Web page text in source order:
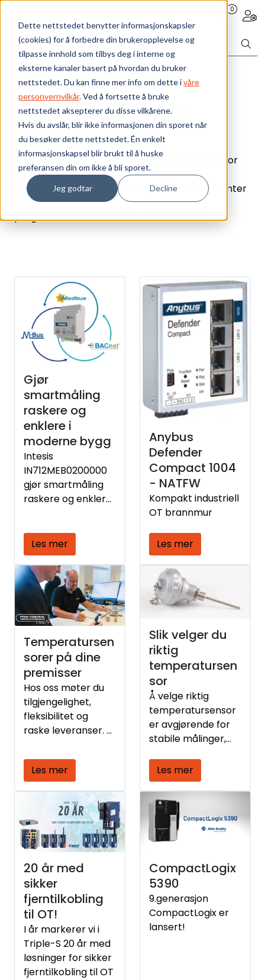
Dette nettstedet benytter informasjonskapsler
(cookies) for å forbedre din brukeropplevelse og
tilpasse innhold som tilbys deg i interne og
eksterne kanaler basert på hvordan du bruker
nettstedet. Du kan finne mer info om dette ivåre
personvernvilkår. Ved å fortsette å bruke
nettstedet aksepterer du disse vilkårene.
Hvis du avslår, blir ikke informasjonen din sporet når
du besøker dette nettstedet. Én enkelt
informasjonskapsel blir brukt til å huske
preferansen din om ikke å bli sporet.
Jeg godtar Decline
Skip to main content 0
Webshop Månedens produkter
Månedens produkter
På denne siden fremhever vi produkter innenfor
våre fagområder.
Vi oppdaterer deg på alt fra elektrokomponenter
til kontrollsystemer, nettverk, avansert
programvare osv. fra våre leverandører.
Gjør
smartmåling
raskere og
enklere i
moderne bygg
Intesis
IN712MEB0200000
gjør smartmåling
raskere og enklere i
Les mer
Anybus
Defender
Compact 1004
- NATFW
Kompakt industriell
OT brannmur
Les mer
Temperatursen
sorer på dine
premisser
Hos oss møter du
tilgjengelighet,
fleksibilitet og
raske leveranser. Vi
kundene våre for å
sikre løsninger som
Les mer
Slik velger du
riktig
temperatursen
sor
Å velge riktig
temperatursensor
er avgjørende for
stabile målinger,
prosesskontroll og
redusert nedetid.
De to vanligste
måleprinsippene er
PT100 (RTD) og
termoelement – og
velge avhenger av
hva som er viktigst i
din applikasjon. Hos
oss hjelper vi deg å
finne riktig løsning –
Les mer
20 år med
sikker
fjerntilkobling
til OT!
I år markerer vi i
Triple-S 20 år med
løsninger for sikker
fjerntilkobling til OT
CompactLogix
5390
9.generasjon
CompactLogix er
lansert!
Bærekraft
Vi tilbyr
Ressurser
Om oss